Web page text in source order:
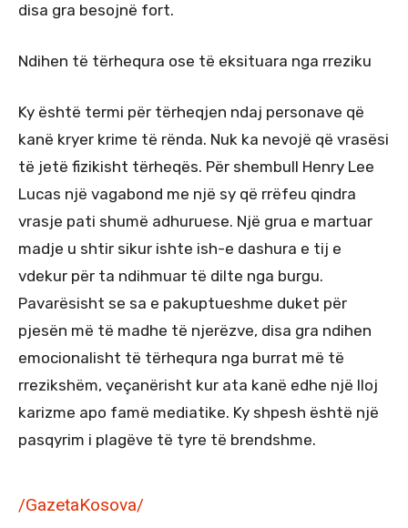
disa gra besojnë fort.
Ndihen të tërhequra ose të eksituara nga rreziku
Ky është termi për tërheqjen ndaj personave që
kanë kryer krime të rënda. Nuk ka nevojë që vrasësi
të jetë fizikisht tërheqës. Për shembull Henry Lee
Lucas një vagabond me një sy që rrëfeu qindra
vrasje pati shumë adhuruese. Një grua e martuar
madje u shtir sikur ishte ish-e dashura e tij e
vdekur për ta ndihmuar të dilte nga burgu.
Pavarësisht se sa e pakuptueshme duket për
pjesën më të madhe të njerëzve, disa gra ndihen
emocionalisht të tërhequra nga burrat më të
rrezikshëm, veçanërisht kur ata kanë edhe një lloj
karizme apo famë mediatike. Ky shpesh është një
pasqyrim i plagëve të tyre të brendshme.
/GazetaKosova/